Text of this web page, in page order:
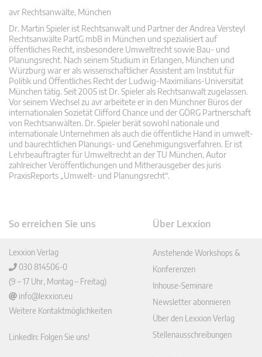
avr Rechtsanwälte, München
Dr. Martin Spieler ist Rechtsanwalt und Partner der Andrea Versteyl
Rechtsanwälte PartG mbB in München und spezialisiert auf
öffentliches Recht, insbesondere Umweltrecht sowie Bau- und
Planungsrecht. Nach seinem Studium in Erlangen, München und
Würzburg war er als wissenschaftlicher Assistent am Institut für
Politik und Öffentliches Recht der Ludwig-Maximilians-Universität
München tätig. Seit 2005 ist Dr. Spieler als Rechtsanwalt zugelassen.
Vor seinem Wechsel zu avr arbeitete er in den Münchner Büros der
internationalen Sozietät Clifford Chance und der GÖRG Partnerschaft
von Rechtsanwälten. Dr. Spieler berät sowohl nationale und
internationale Unternehmen als auch die öffentliche Hand in umwelt-
und baurechtlichen Planungs- und Genehmigungsverfahren. Er ist
Lehrbeauftragter für Umweltrecht an der TU München, Autor
zahlreicher Veröffentlichungen und Mitherausgeber des juris
PraxisReports „Umwelt- und Planungsrecht“.
So erreichen Sie uns
Lexxion Verlag
030 814506-0
(9 – 17 Uhr, Montag – Freitag)
info@lexxion.eu
Weitere Kontaktmöglichkeiten
LinkedIn: Folgen Sie uns!
Über Lexxion
Anstehende Workshops &
Konferenzen
Inhouse-Seminare
Newsletter abonnieren
Über den Lexxion Verlag
Stellenausschreibungen